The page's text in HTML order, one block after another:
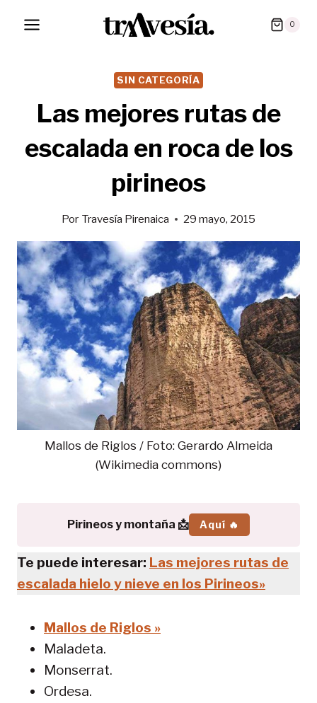
0
SIN CATEGORÍA
Las mejores rutas de
escalada en roca de los
pirineos
Por Travesía Pirenaica 29 mayo, 2015
Mallos de Riglos / Foto: Gerardo Almeida
(Wikimedia commons)
Pirineos y montaña 📩 Aquí 🔥
Te puede interesar: Las mejores rutas de
escalada hielo y nieve en los Pirineos»
Mallos de Riglos »
Maladeta.
Monserrat.
Ordesa.